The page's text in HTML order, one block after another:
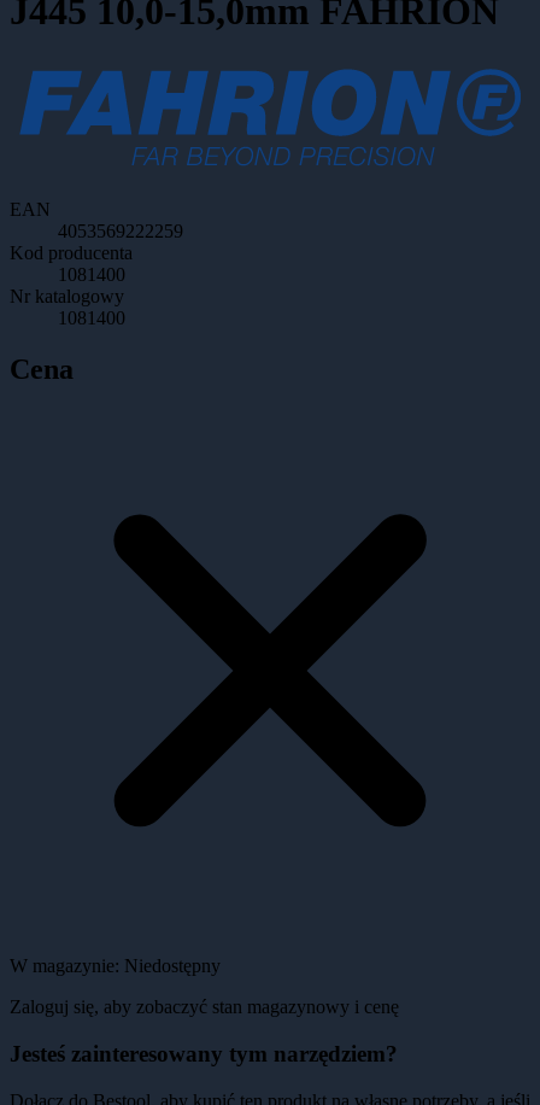
J445 10,0-15,0mm FAHRION
EAN
4053569222259
Kod producenta
1081400
Nr katalogowy
1081400
Cena
W magazynie: Niedostępny
Zaloguj się, aby zobaczyć stan magazynowy i cenę
Jesteś zainteresowany tym narzędziem?
Dołącz do Bestool, aby kupić ten produkt na własne potrzeby, a jeśli